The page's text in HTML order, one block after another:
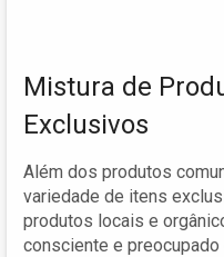
Mistura de
Exclusivos
Além dos produtos
variedade de itens
produtos locais e
consciente e preocupado